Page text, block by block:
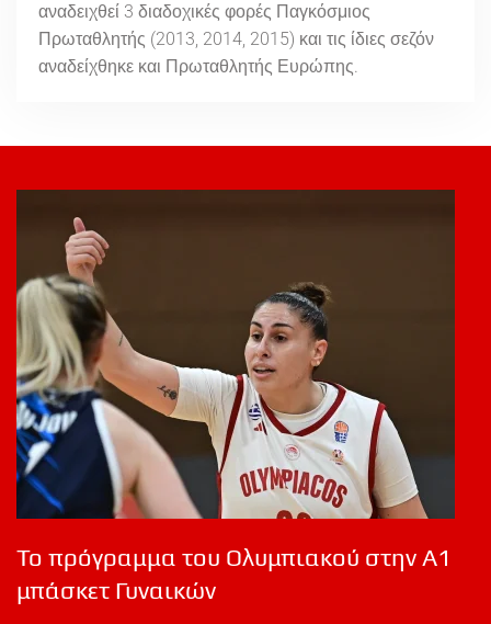
αναδειχθεί 3 διαδοχικές φορές Παγκόσμιος
Πρωταθλητής (2013, 2014, 2015) και τις ίδιες σεζόν
αναδείχθηκε και Πρωταθλητής Ευρώπης.
Το πρόγραμμα του Ολυμπιακού στην Α1
μπάσκετ Γυναικών